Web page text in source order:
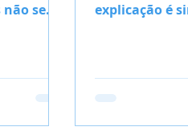
se
explicação é